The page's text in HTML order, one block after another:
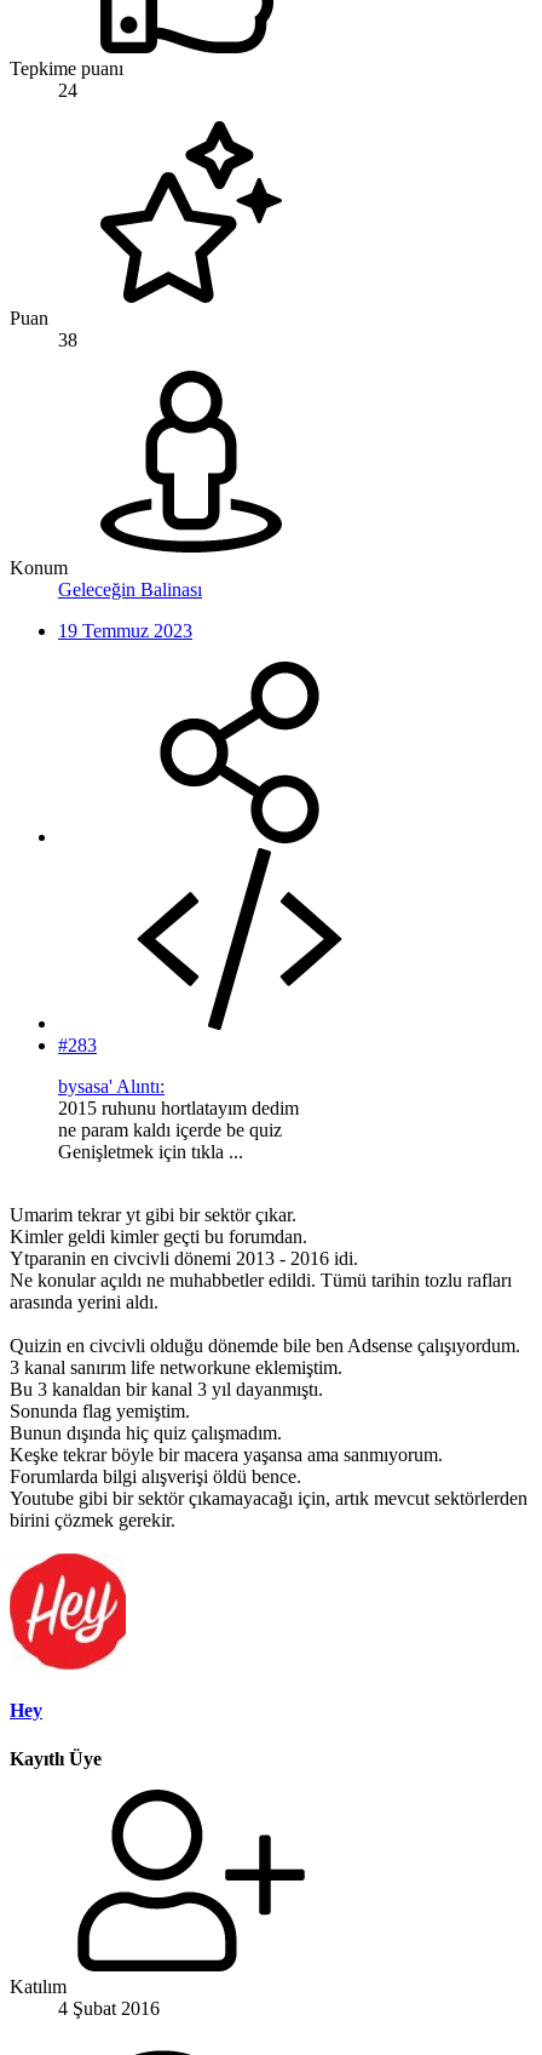
Tepkime puanı
24
Puan
38
Konum
Geleceğin Balinası
19 Temmuz 2023
#283
bysasa' Alıntı:
2015 ruhunu hortlatayım dedim
ne param kaldı içerde be quiz
Genişletmek için tıkla ...
Umarim tekrar yt gibi bir sektör çıkar.
Kimler geldi kimler geçti bu forumdan.
Ytparanin en civcivli dönemi 2013 - 2016 idi.
Ne konular açıldı ne muhabbetler edildi. Tümü tarihin tozlu rafları
arasında yerini aldı.
Quizin en civcivli olduğu dönemde bile ben Adsense çalışıyordum.
3 kanal sanırım life networkune eklemiştim.
Bu 3 kanaldan bir kanal 3 yıl dayanmıştı.
Sonunda flag yemiştim.
Bunun dışında hiç quiz çalışmadım.
Keşke tekrar böyle bir macera yaşansa ama sanmıyorum.
Forumlarda bilgi alışverişi öldü bence.
Youtube gibi bir sektör çıkamayacağı için, artık mevcut sektörlerden
birini çözmek gerekir.
Hey
Kayıtlı Üye
Katılım
4 Şubat 2016